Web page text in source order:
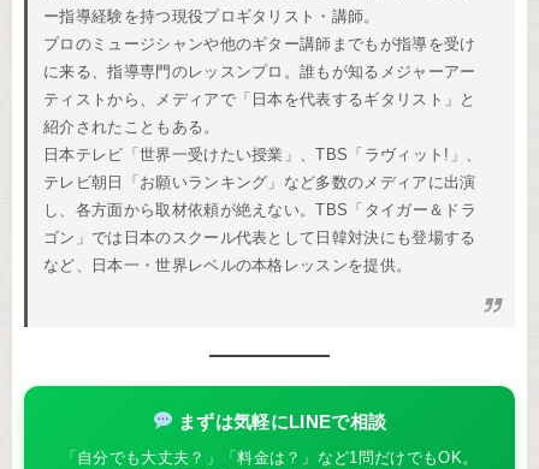
ー指導経験を持つ現役プロギタリスト・講師。
プロのミュージシャンや他のギター講師までもが指導を受け
に来る、指導専門のレッスンプロ。誰もが知るメジャーアー
ティストから、メディアで「日本を代表するギタリスト」と
紹介されたこともある。
日本テレビ「世界一受けたい授業」、TBS「ラヴィット!」、
テレビ朝日「お願いランキング」など多数のメディアに出演
し、各方面から取材依頼が絶えない。TBS「タイガー＆ドラ
ゴン」では日本のスクール代表として日韓対決にも登場する
など、日本一・世界レベルの本格レッスンを提供。
まずは気軽にLINEで相談
「自分でも大丈夫？」「料金は？」など1問だけでもOK。